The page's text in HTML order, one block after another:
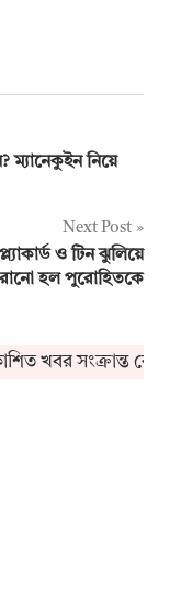
নিয়ে
Next Post
ও টিন ঝুলিয়ে
হল পুরোহিতকে
খবর সংক্রান্ত